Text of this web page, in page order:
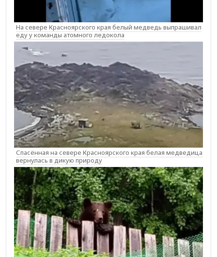
На севере Красноярского края белый медведь выпрашивал
еду у команды атомного ледокола
Спасённая на севере Красноярского края белая медведица
вернулась в дикую природу